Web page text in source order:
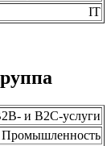
IT
и B2C-услуги
Промышленность